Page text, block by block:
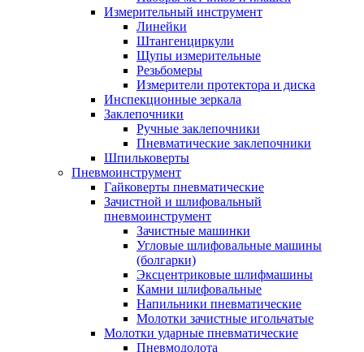
Измерительный инструмент
Линейки
Штангенциркули
Щупы измерительные
Резьбомеры
Измерители протектора и диска
Инспекционные зеркала
Заклепочники
Ручные заклепочники
Пневматические заклепочники
Шпильковерты
Пневмоинструмент
Гайковерты пневматические
Зачистной и шлифовальный
пневмоинструмент
Зачистные машинки
Угловые шлифовальные машины
(болгарки)
Эксцентриковые шлифмашины
Камни шлифовальные
Напильники пневматические
Молотки зачистные игольчатые
Молотки ударные пневматические
Пневмодолота